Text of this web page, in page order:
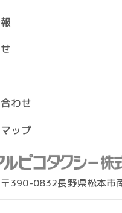
わせ
ップ
〒390-0832長野県松本